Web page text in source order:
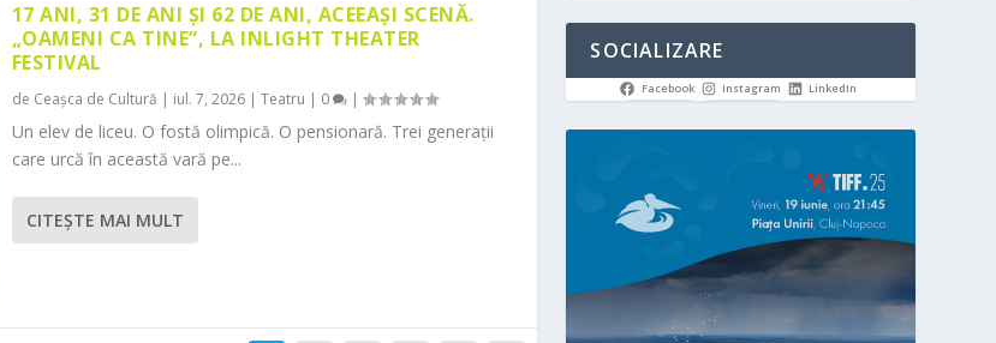
17 ANI, 31 DE ANI ȘI 62 DE ANI, ACEEAȘI SCENĂ.
„OAMENI CA TINE”, LA INLIGHT THEATER
FESTIVAL
de Ceașca de Cultură | iul. 7, 2026| Teatru | 0 |
Un elev de liceu. O fostă olimpică. O pensionară. Trei generații
care urcă în această vară pe...
CITEŞTE MAI MULT
SOCIALIZARE
Facebook Instagram LinkedIn